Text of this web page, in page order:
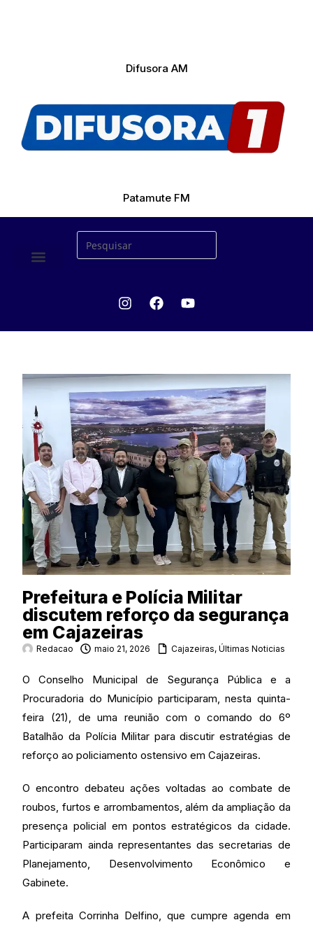
Difusora AM
Patamute FM
Prefeitura e Polícia Militar
discutem reforço da segurança
em Cajazeiras
Redacao maio 21, 2026 Cajazeiras,Últimas Noticias
O Conselho Municipal de Segurança Pública e a
Procuradoria do Município participaram, nesta quinta-
feira (21), de uma reunião com o comando do 6º
Batalhão da Polícia Militar para discutir estratégias de
reforço ao policiamento ostensivo em Cajazeiras.
O encontro debateu ações voltadas ao combate de
roubos, furtos e arrombamentos, além da ampliação da
presença policial em pontos estratégicos da cidade.
Participaram ainda representantes das secretarias de
Planejamento, Desenvolvimento Econômico e
Gabinete.
A prefeita Corrinha Delfino, que cumpre agenda em